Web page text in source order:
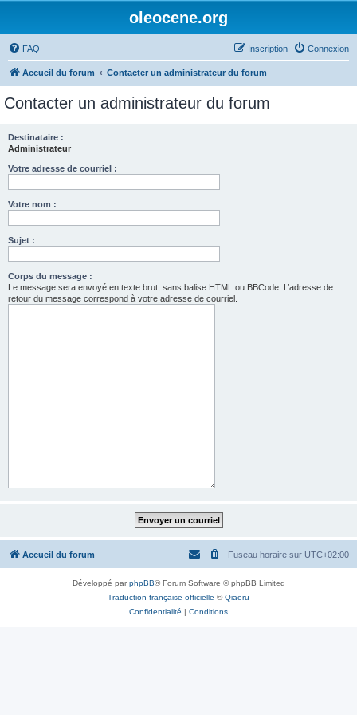
oleocene.org
FAQ Connexion
Inscription
Accueil du forum Contacter un administrateur du forum
Contacter un administrateur du forum
Destinataire :
Administrateur
Votre adresse de courriel :
Votre nom :
Sujet :
Corps du message :
Le message sera envoyé en texte brut, sans balise HTML ou BBCode. L’adresse de
retour du message correspond à votre adresse de courriel.
Accueil du forum Fuseau horaire sur UTC+02:00
Développé parphpBB® Forum Software © phpBB Limited
Traduction française officielle ©Qiaeru
Confidentialité | Conditions